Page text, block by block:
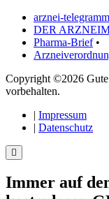
arznei-
DER
Pharma-Brief•
Copyright ©2026
vorbehalten.
| Impressum
| Datenschutz
Immer auf